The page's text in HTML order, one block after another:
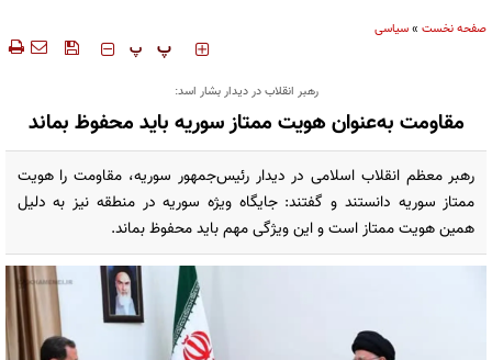
صفحه نخست »سیاسی
‍‍‍ پ پ
رهبر انقلاب در دیدار بشار اسد:
مقاومت به‌عنوان هویت ممتاز سوریه باید محفوظ بماند
رهبر معظم انقلاب اسلامی در دیدار رئیس‌جمهور سوریه، مقاومت را هویت
ممتاز سوریه دانستند و گفتند: جایگاه ویژه سوریه در منطقه نیز به دلیل
همین هویت ممتاز است و این ویژگی مهم باید محفوظ بماند.